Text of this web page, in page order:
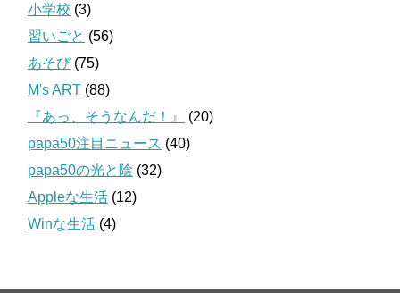
小学校 (3)
習いごと (56)
あそび(75)
M's ART (88)
『あっ、そうなんだ！』
(20)
papa50注目ニュース (40)
papa50の光と陰 (32)
Appleな生活 (12)
Winな生活 (4)